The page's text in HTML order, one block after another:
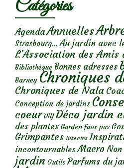
Catégories
AgendaAnnuelles
Strasbourg... Au jardin avec
L'Association des Amis
Bibliothèque Bonnes adresses
Barney Chroniques
Chroniques de Nala
Conception de jardins
coeur DIY Déco jardin
des plantes Garden faux pas
Grimpantes Insectes
incontournables Macro
jardin Outils Parfums du